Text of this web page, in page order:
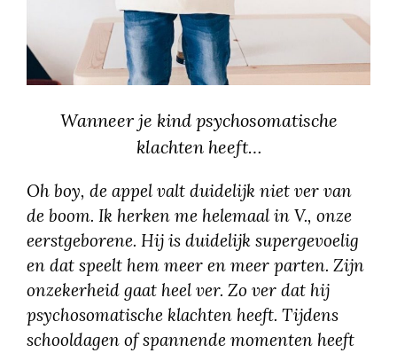
Wanneer je kind psychosomatische
klachten heeft…
Oh boy, de appel valt duidelijk niet ver van
de boom. Ik herken me helemaal in V., onze
eerstgeborene. Hij is duidelijk supergevoelig
en dat speelt hem meer en meer parten. Zijn
onzekerheid gaat heel ver. Zo ver dat hij
psychosomatische klachten heeft. Tijdens
schooldagen of spannende momenten heeft